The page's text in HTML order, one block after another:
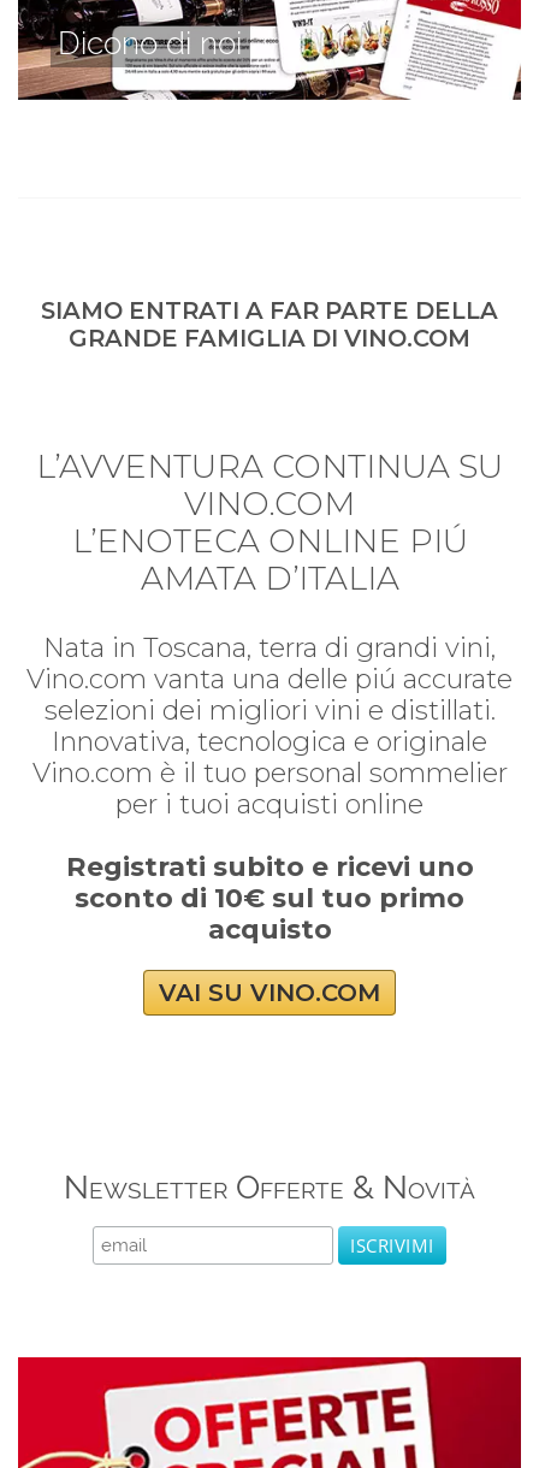
Dicono di noi
SIAMO ENTRATI A FAR PARTE DELLA
GRANDE FAMIGLIA DI VINO.COM
L’AVVENTURA CONTINUA SU
VINO.COM
L’ENOTECA ONLINE PIÚ
AMATA D’ITALIA
Nata in Toscana, terra di grandi vini,
Vino.com vanta una delle piú accurate
selezioni dei migliori vini e distillati.
Innovativa, tecnologica e originale
Vino.com è il tuo personal sommelier
per i tuoi acquisti online
Registrati subito e ricevi uno
sconto di 10€ sul tuo primo
acquisto
VAI SU VINO.COM
Newsletter Offerte & Novità